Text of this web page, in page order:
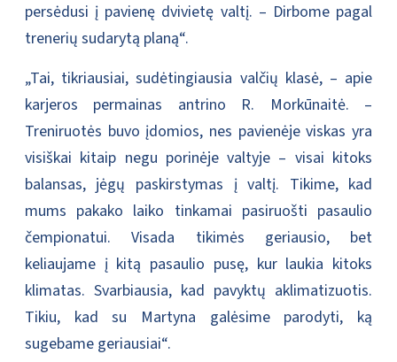
persėdusi į pavienę dvivietę valtį. – Dirbome pagal
trenerių sudarytą planą“.
„Tai, tikriausiai, sudėtingiausia valčių klasė, – apie
karjeros permainas antrino R. Morkūnaitė. –
Treniruotės buvo įdomios, nes pavienėje viskas yra
visiškai kitaip negu porinėje valtyje – visai kitoks
balansas, jėgų paskirstymas į valtį. Tikime, kad
mums pakako laiko tinkamai pasiruošti pasaulio
čempionatui. Visada tikimės geriausio, bet
keliaujame į kitą pasaulio pusę, kur laukia kitoks
klimatas. Svarbiausia, kad pavyktų aklimatizuotis.
Tikiu, kad su Martyna galėsime parodyti, ką
sugebame geriausiai“.